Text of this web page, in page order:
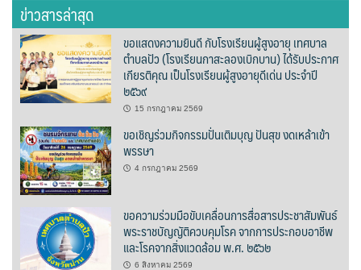
นาต้นบัวโฮมสเตย์
น่านปัว รีสอร์ท
นาเหล่า เก๊าสลี โฮมสเตย์
นาไผ่ปัววิว
บวกบัววิวรีสอร์ท
บ้านกังหัน @ ปัวคอทเทจ
บ้านต้นคูณ
ข่าวสารล่าสุด
ขอแสดงความยินดี กับโรงเรียนผู้สูงอายุ เทศบาล
ตำบลปัว (โรงเรียนกาสะลองเบิกบาน) ได้รับประกาศ
เกียรติคุณ เป็นโรงเรียนผู้สูงอายุดีเด่น ประจำปี
๒๕๖๙
15 กรกฎาคม 2569
ขอเชิญร่วมกิจกรรมปั่นเติมบุญ ปันสุข งดเหล้าเข้า
พรรษา
4 กรกฎาคม 2569
ขอความร่วมมือขับเคลื่อนการสื่อสารประชาสัมพันธ์
พระราชบัญญัติควบคุมโรค จากการประกอบอาชีพ
และโรคจากสิ่งแวดล้อม พ.ศ. ๒๕๖๒
6 สิงหาคม 2569